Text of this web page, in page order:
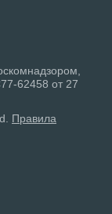
62458 от 27
Правила